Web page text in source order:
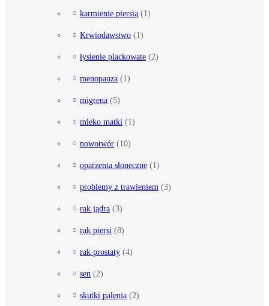
karmienie piersią (1)
Krwiodawstwo (1)
łysienie plackowate (2)
menopauza (1)
migrena (5)
mleko matki (1)
nowotwór (10)
oparzenia słoneczne (1)
problemy z trawieniem (3)
rak jądra (3)
rak piersi (8)
rak prostaty (4)
sen (2)
skutki palenia (2)